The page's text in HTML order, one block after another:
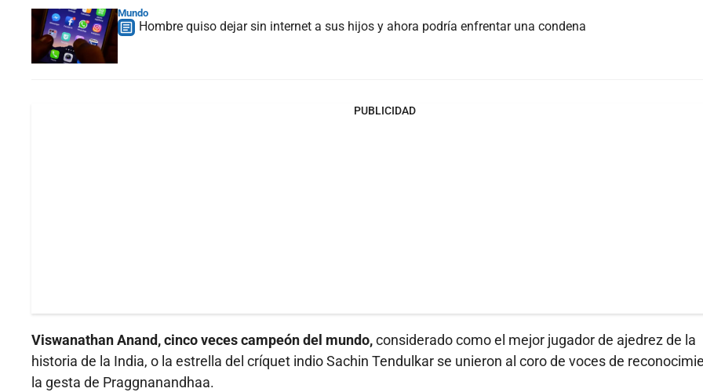
Mundo
Hombre quiso dejar sin internet a sus hijos y ahora podría enfrentar una condena
PUBLICIDAD
Viswanathan Anand, cinco veces campeón del mundo,considerado como el mejor jugador de ajedrez de la
historia de la India, o la estrella del críquet indio Sachin Tendulkar se unieron al coro de voces de
la gesta de Praggnanandhaa.